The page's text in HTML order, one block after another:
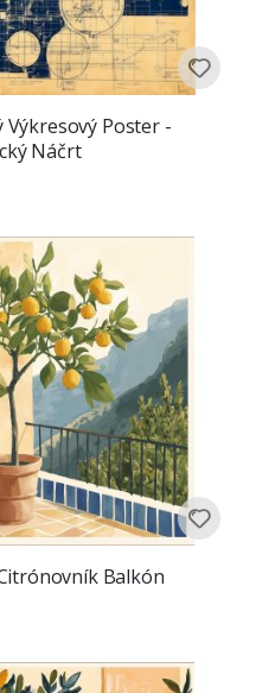
Výkresový Poster -
Náčrt
Balkón